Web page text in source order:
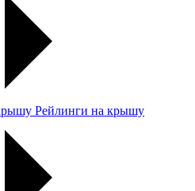
Рейлинги на крышу